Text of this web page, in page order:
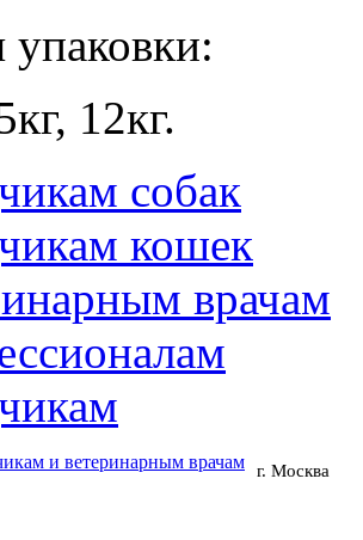
12кг.
собак
кошек
врачам
г. Москва